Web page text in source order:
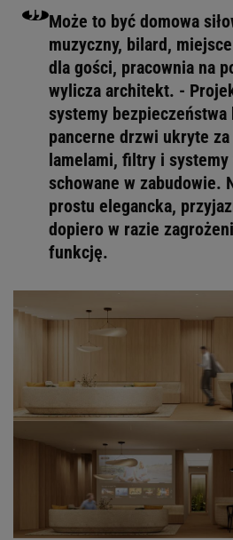
Może to być domowa
muzyczny, bilard,
dla gości, pracownia na
wylicza architekt. -
systemy bezpieczeństwa
pancerne drzwi ukryte
lamelami, filtry i
schowane w zabudowie.
prostu elegancka,
dopiero w razie
funkcję.